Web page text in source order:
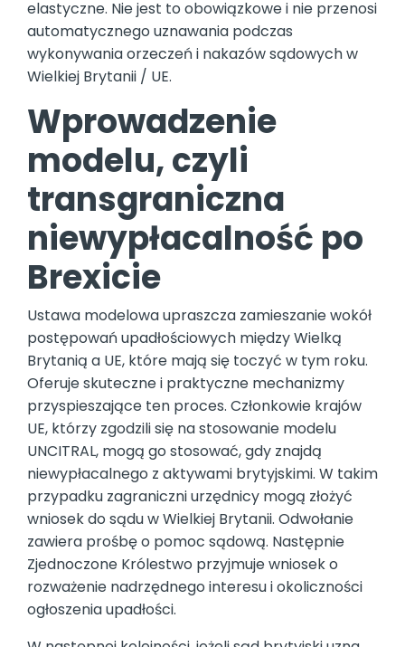
elastyczne. Nie jest to obowiązkowe i nie przenosi
automatycznego uznawania podczas
wykonywania orzeczeń i nakazów sądowych w
Wielkiej Brytanii / UE.
Wprowadzenie
modelu, czyli
transgraniczna
niewypłacalność po
Brexicie
Ustawa modelowa upraszcza zamieszanie wokół
postępowań upadłościowych między Wielką
Brytanią a UE, które mają się toczyć w tym roku.
Oferuje skuteczne i praktyczne mechanizmy
przyspieszające ten proces. Członkowie krajów
UE, którzy zgodzili się na stosowanie modelu
UNCITRAL, mogą go stosować, gdy znajdą
niewypłacalnego z aktywami brytyjskimi. W takim
przypadku zagraniczni urzędnicy mogą złożyć
wniosek do sądu w Wielkiej Brytanii. Odwołanie
zawiera prośbę o pomoc sądową. Następnie
Zjednoczone Królestwo przyjmuje wniosek o
rozważenie nadrzędnego interesu i okoliczności
ogłoszenia upadłości.